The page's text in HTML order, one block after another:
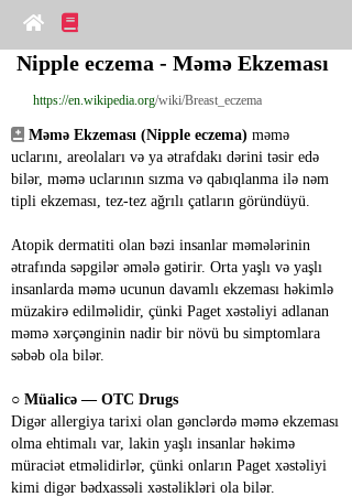
Nipple eczema - Məmə Ekzeması
https://en.wikipedia.org/wiki/Breast_eczema
Məmə Ekzeması (Nipple eczema) məmə
uclarını, areolaları və ya ətrafdakı dərini təsir edə
bilər, məmə uclarının sızma və qabıqlanma ilə nəm
tipli ekzeması, tez-tez ağrılı çatların göründüyü.
Atopik dermatiti olan bəzi insanlar məmələrinin
ətrafında səpgilər əmələ gətirir. Orta yaşlı və yaşlı
insanlarda məmə ucunun davamlı ekzeması həkimlə
müzakirə edilməlidir, çünki Paget xəstəliyi adlanan
məmə xərçənginin nadir bir növü bu simptomlara
səbəb ola bilər.
○ Müalicə ― OTC Drugs
Digər allergiya tarixi olan gənclərdə məmə ekzeması
olma ehtimalı var, lakin yaşlı insanlar həkimə
müraciət etməlidirlər, çünki onların Paget xəstəliyi
kimi digər bədxassəli xəstəlikləri ola bilər.